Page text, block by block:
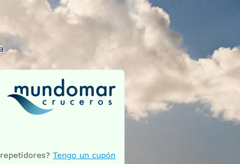
Tengo un cupón